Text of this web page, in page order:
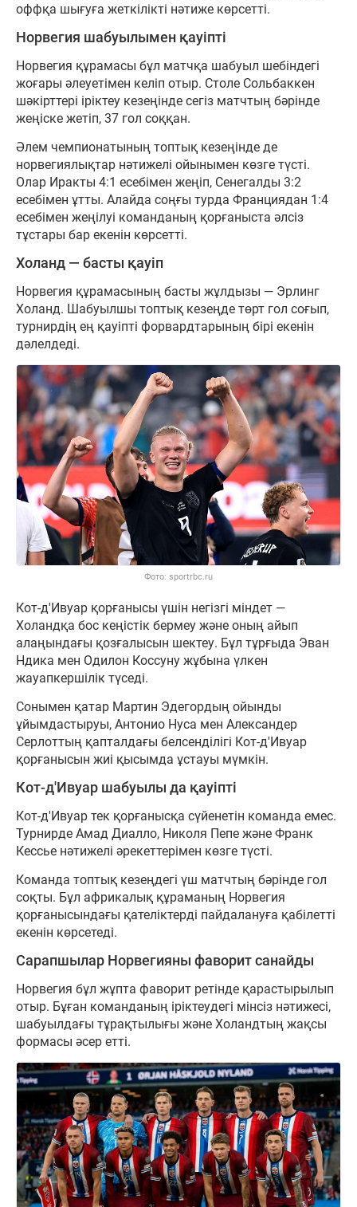
оффқа шығуға жеткілікті нәтиже көрсетті.
Норвегия шабуылымен қауіпті
Норвегия құрамасы бұл матчқа шабуыл шебіндегі
жоғары әлеуетімен келіп отыр. Столе Сольбаккен
шәкірттері іріктеу кезеңінде сегіз матчтың бәрінде
жеңіске жетіп, 37 гол соққан.
Әлем чемпионатының топтық кезеңінде де
норвегиялықтар нәтижелі ойынымен көзге түсті.
Олар Иракты 4:1 есебімен жеңіп, Сенегалды 3:2
есебімен ұтты. Алайда соңғы турда Франциядан 1:4
есебімен жеңілуі команданың қорғаныста әлсіз
тұстары бар екенін көрсетті.
Холанд — басты қауіп
Норвегия құрамасының басты жұлдызы — Эрлинг
Холанд. Шабуылшы топтық кезеңде төрт гол соғып,
турнирдің ең қауіпті форвардтарының бірі екенін
дәлелдеді.
Фото: sportrbc.ru
Кот-д'Ивуар қорғанысы үшін негізгі міндет —
Холандқа бос кеңістік бермеу және оның айып
алаңындағы қозғалысын шектеу. Бұл тұрғыда Эван
Ндика мен Одилон Коссуну жұбына үлкен
жауапкершілік түседі.
Сонымен қатар Мартин Эдегордың ойынды
ұйымдастыруы, Антонио Нуса мен Александер
Серлоттың қапталдағы белсенділігі Кот-д'Ивуар
қорғанысын жиі қысымда ұстауы мүмкін.
Кот-д'Ивуар шабуылы да қауіпті
Кот-д'Ивуар тек қорғанысқа сүйенетін команда емес.
Турнирде Амад Диалло, Николя Пепе және Франк
Кессье нәтижелі әрекеттерімен көзге түсті.
Команда топтық кезеңдегі үш матчтың бәрінде гол
соқты. Бұл африкалық құраманың Норвегия
қорғанысындағы қателіктерді пайдалануға қабілетті
екенін көрсетеді.
Сарапшылар Норвегияны фаворит санайды
Норвегия бұл жұпта фаворит ретінде қарастырылып
отыр. Бұған команданың іріктеудегі мінсіз нәтижесі,
шабуылдағы тұрақтылығы және Холандтың жақсы
формасы әсер етті.